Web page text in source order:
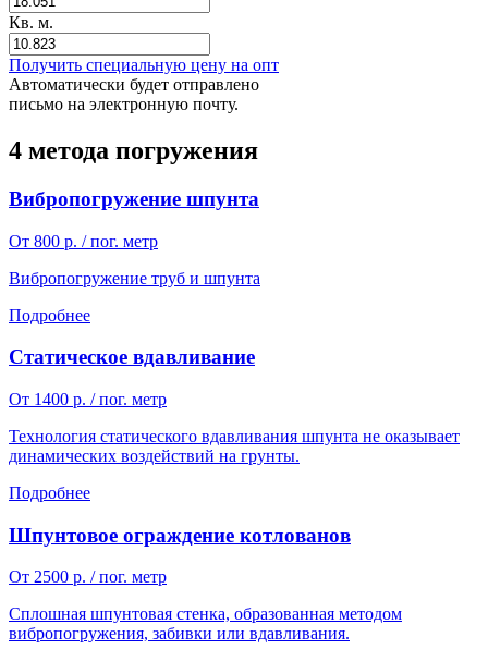
Кв. м.
Получить специальную цену на опт
Автоматически будет отправлено
письмо на электронную почту.
4 метода погружения
Вибропогружение шпунта
От 800 р. / пог. метр
Вибропогружение труб и шпунта
Подробнее
Статическое вдавливание
От 1400 р. / пог. метр
Технология статического вдавливания шпунта не оказывает
динамических воздействий на грунты.
Подробнее
Шпунтовое ограждение котлованов
От 2500 р. / пог. метр
Сплошная шпунтовая стенка, образованная методом
вибропогружения, забивки или вдавливания.